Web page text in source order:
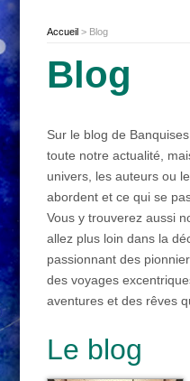
Accueil > Blog
Blog
Sur le blog de
toute notre actualité,
univers, les auteurs ou
abordent et ce qui se
Vous y trouverez aussi
allez plus loin dans la
passionnant des
des voyages
aventures et des rêves
Le blog